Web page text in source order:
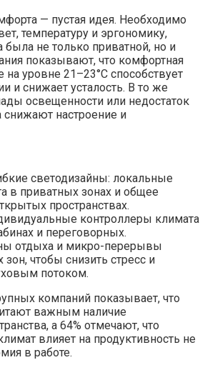
— пустая идея. Необходимо
температуру и эргономику,
была не только приватной, но и
показывают, что комфортная
на уровне 21–23°C способствует
и снижает усталость. В то же
освещенности или недостаток
снижают настроение и
светодизайны: локальные
в приватных зонах и общее
пространствах.
контроллеры климата
и переговорных.
отдыха и микро-перерывы
зон, чтобы снизить стресс и
потоком.
компаний показывает, что
важным наличие
а 64% отмечают, что
влияет на продуктивность не
в работе.